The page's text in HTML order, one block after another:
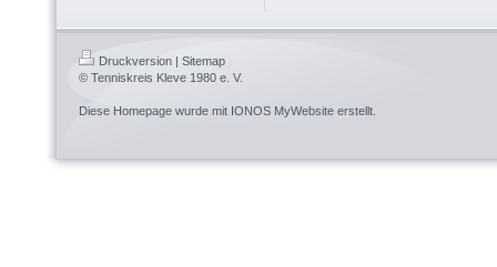
Druckversion | Sitemap
© Tenniskreis Kleve 1980 e. V.
Diese Homepage wurde mit IONOS MyWebsite erstellt.